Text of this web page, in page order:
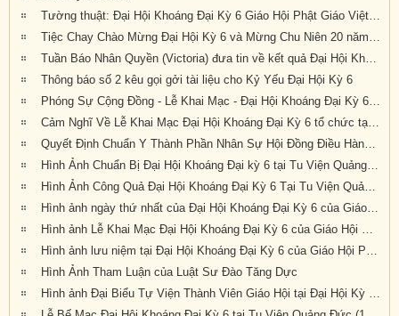
Tường thuật: Đại Hội Khoáng Đại Kỳ 6 Giáo Hội Phật Giáo Việt Nam Thống Nhất Hải Ngoại Tại Úc Đại Lợi-Tân Tây Lan, tổ chức tại Tu Viện Quảng Đức, thành tựu viên mãn
Tiệc Chay Chào Mừng Đại Hội Kỳ 6 và Mừng Chu Niên 20 năm (1999-2019) của Giáo Hội Phật Giáo Việt Nam Thống Nhất Hải Ngoại tại Úc Đại Lợi-Tân Tây Lan
Tuần Báo Nhân Quyền (Victoria) đưa tin về kết quả Đại Hội Khoáng Đại Kỳ 6 tổ chức tại Tu Viện Quảng Đức từ ngày 20 đến ngày 22 tháng 9 năm 2019
Thông báo số 2 kêu gọi gởi tài liệu cho Kỷ Yếu Đại Hội Kỳ 6
Phóng Sự Cộng Đồng - Lễ Khai Mạc - Đại Hội Khoáng Đại Kỳ 6 - Tu Viện Quảng Đức
Cảm Nghĩ Về Lễ Khai Mạc Đại Hội Khoáng Đại Kỳ 6 tổ chức tại Tu Viện Quảng Đức, Melbourne, Úc Châu (21/9/2019)
Quyết Định Chuẩn Y Thành Phần Nhân Sự Hội Đồng Điều Hành Nhiệm Kỳ VI (2019-2023)
Hình Ảnh Chuẩn Bị Đại Hội Khoáng Đại kỳ 6 tại Tu Viện Quảng Đức, Melbourne, Úc Châu (hình chụp trưa Thứ Sáu, 20-9-2019)
Hình Ảnh Công Quả Đại Hội Khoáng Đại Kỳ 6 Tại Tu Viện Quảng Đức
Hình ảnh ngày thứ nhất của Đại Hội Khoáng Đại Kỳ 6 của Giáo Hội PGVNTNHN tại UĐL-TTL ( Thứ Sáu, ngày 20/09/2019)
Hình ảnh Lễ Khai Mạc Đại Hội Khoáng Đại Kỳ 6 của Giáo Hội Phật Giáo Việt Nam Thống Nhất Hải Ngoại tại Úc Đại Lợi Tân Tây Lan (10.30am Thứ Bảy 21-9-2019)
Hình ảnh lưu niệm tại Đại Hội Khoáng Đại Kỳ 6 của Giáo Hội Phật Giáo Việt Nam Thống Nhất Hải Ngoại tại Úc Đại Lợi Tân Tây Lan (10.30am Thứ Bảy 21-9-2019)
Hình Ảnh Tham Luận của Luật Sư Đào Tăng Dực
Hình ảnh Đại Biểu Tự Viện Thành Viên Giáo Hội tại Đại Hội Kỳ 6 được tổ chức tại Tu Viện Quảng Đức, Melbourne, Victoria, trong 3 ngày 20, 21 và 22 tháng 9 năm 2019